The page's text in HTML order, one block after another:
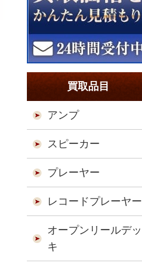
買取品目
アンプ
スピーカー
プレーヤー
レコードプレーヤー
オープンリールデッ
キ